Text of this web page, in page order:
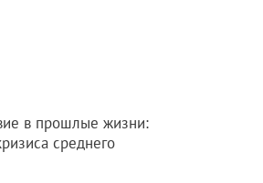
в прошлые жизни:
среднего